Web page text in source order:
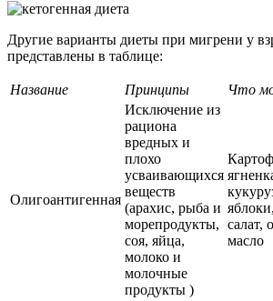
Другие варианты диеты при мигрени у
представлены в таблице:
Название Принципы Что
Олигоантигенная
Исключение из
рациона
вредных и
плохо
усваивающихся
веществ
(арахис, рыба и
морепродукты,
соя, яйца,
молоко и
молочные
продукты )
салат,
масло